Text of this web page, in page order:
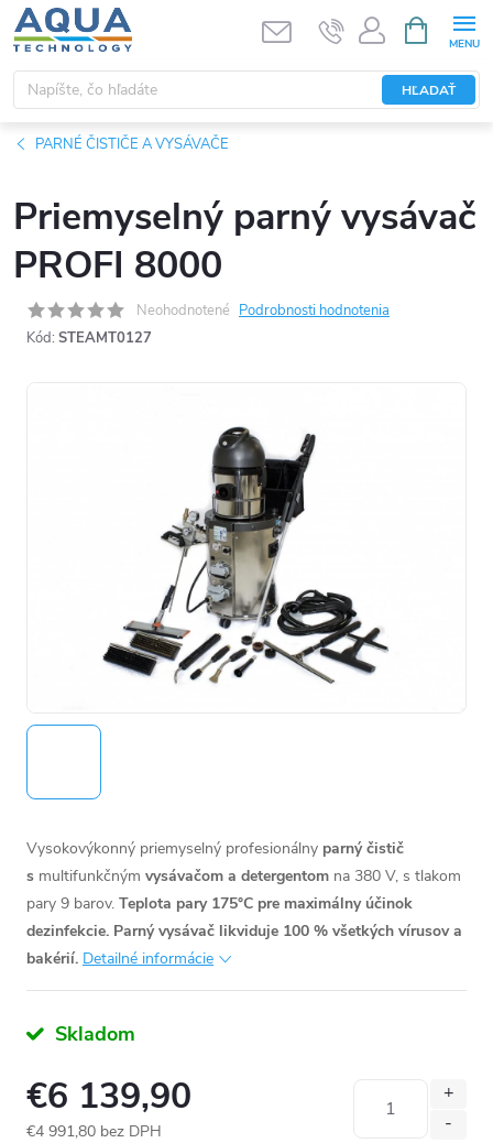
Prejsť
na
obsah
HĽADAŤ
KOŠÍK
PARNÉ ČISTIČE A VYSÁVAČE
Priemyselný parný vysávač
PROFI 8000
Neohodnotené Podrobnosti hodnotenia
Kód: STEAMT0127
Vysokovýkonný priemyselný profesionálny parný čistič
s multifunkčným vysávačom a detergentom na 380 V, s tlakom
pary 9 barov. Teplota pary 175°C pre maximálny účinok
dezinfekcie. Parný vysávač likviduje 100 % všetkých vírusov a
bakérií. Detailné informácie
Skladom
€6 139,90
€4 991,80 bez DPH